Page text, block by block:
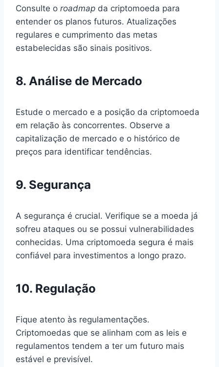
Consulte o roadmap da criptomoeda para
entender os planos futuros. Atualizações
regulares e cumprimento das metas
estabelecidas são sinais positivos.
8. Análise de Mercado
Estude o mercado e a posição da criptomoeda
em relação às concorrentes. Observe a
capitalização de mercado e o histórico de
preços para identificar tendências.
9. Segurança
A segurança é crucial. Verifique se a moeda já
sofreu ataques ou se possui vulnerabilidades
conhecidas. Uma criptomoeda segura é mais
confiável para investimentos a longo prazo.
10. Regulação
Fique atento às regulamentações.
Criptomoedas que se alinham com as leis e
regulamentos tendem a ter um futuro mais
estável e previsível.